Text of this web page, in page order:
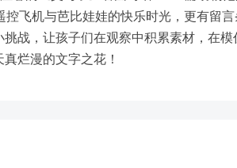
飞机与芭比娃娃的快乐时光，更有留
战，让孩子们在观察中积累素材，在模
烂漫的文字之花！